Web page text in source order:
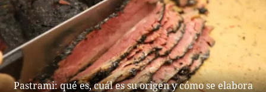
Pastrami: qué es, cuál es su origen y cómo se elabora